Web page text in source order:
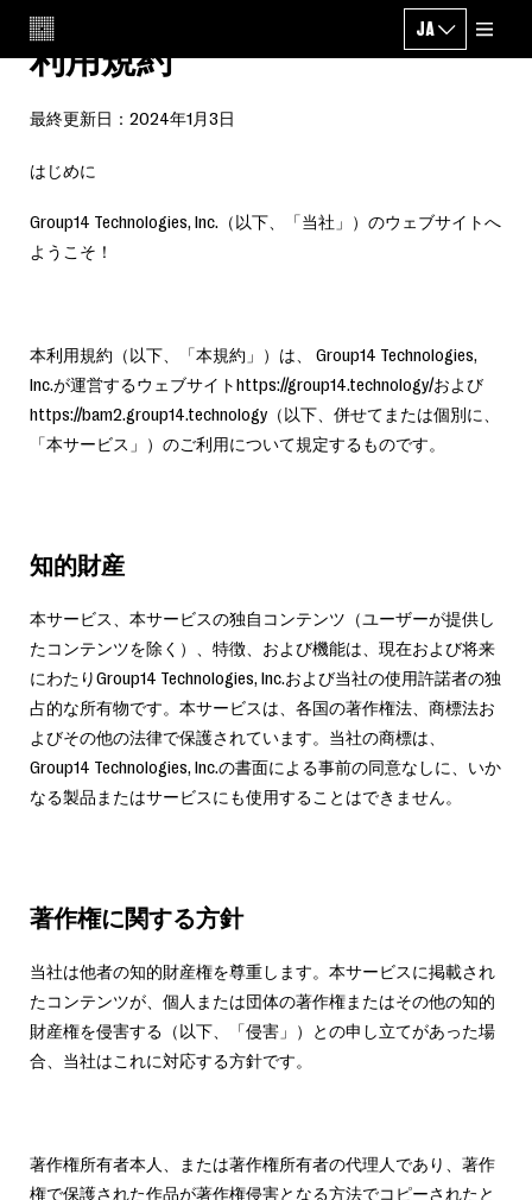
CHANGE
JA
利用規約
最終更新日：2024年1月3日
はじめに
Group14 Technologies, Inc.（以下、「当社」）のウェブサイトへ
ようこそ！
本利用規約（以下、「本規約」）は、 Group14 Technologies,
Inc.が運営するウェブサイトhttps://group14.technology/および
https://bam2.group14.technology（以下、併せてまたは個別に、
「本サービス」）のご利用について規定するものです。
知的財産
本サービス、本サービスの独自コンテンツ（ユーザーが提供し
たコンテンツを除く）、特徴、および機能は、現在および将来
にわたりGroup14 Technologies, Inc.および当社の使用許諾者の独
占的な所有物です。本サービスは、各国の著作権法、商標法お
よびその他の法律で保護されています。当社の商標は、
Group14 Technologies, Inc.の書面による事前の同意なしに、いか
なる製品またはサービスにも使用することはできません。
著作権に関する方針
当社は他者の知的財産権を尊重します。本サービスに掲載され
たコンテンツが、個人または団体の著作権またはその他の知的
財産権を侵害する（以下、「侵害」）との申し立てがあった場
合、当社はこれに対応する方針です。
著作権所有者本人、または著作権所有者の代理人であり、著作
権で保護された作品が著作権侵害となる方法でコピーされたと